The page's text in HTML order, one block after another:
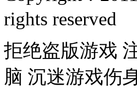
rights reserved
拒绝盗版游戏
脑 沉迷游戏伤